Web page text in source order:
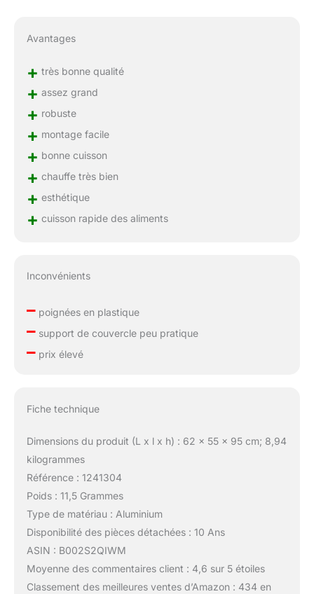
Avantages
+ très bonne qualité
+ assez grand
+ robuste
+ montage facile
+ bonne cuisson
+ chauffe très bien
+ esthétique
+ cuisson rapide des aliments
Inconvénients
–poignées en plastique
–support de couvercle peu pratique
–prix élevé
Fiche technique
Dimensions du produit (L x l x h) : 62 x 55 x 95 cm; 8,94
kilogrammes
Référence : 1241304
Poids : 11,5 Grammes
Type de matériau : Aluminium
Disponibilité des pièces détachées : 10 Ans
ASIN : B002S2QIWM
Moyenne des commentaires client : 4,6 sur 5 étoiles
Classement des meilleures ventes d’Amazon : 434 en